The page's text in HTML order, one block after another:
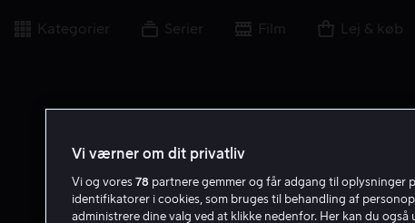
Kategorier Serier Film Lej & køb
Vi værner om dit privatliv
Vi og vores 78 partnere gemmer og får adgang til oplysninger
identifikatorer i cookies, som bruges til behandling af
administrere dine valg ved at klikke nedenfor. Her kan du også